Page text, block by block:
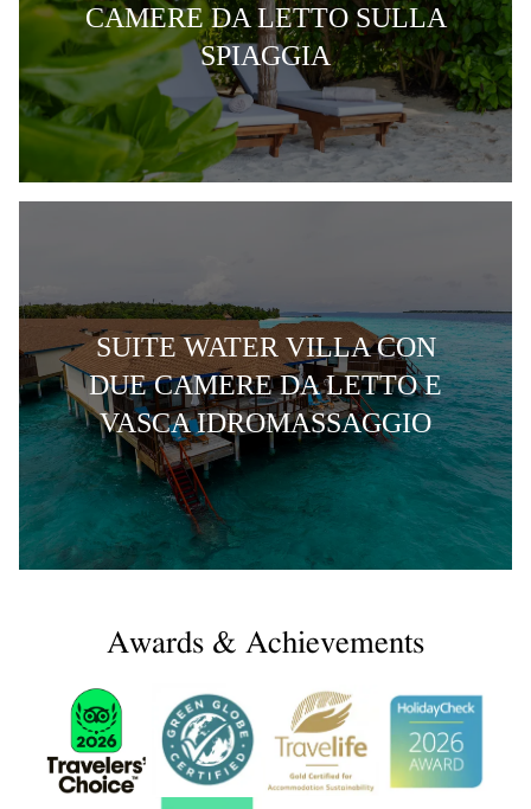
CAMERE DA LETTO SULLA
SPIAGGIA
SUITE WATER VILLA CON
DUE CAMERE DA LETTO E
VASCA IDROMASSAGGIO
Awards & Achievements